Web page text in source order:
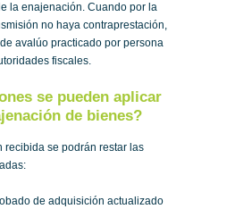
la enajenación. Cuando por la
no haya contraprestación,
avalúo practicado por persona
fiscales.
se pueden aplicar
de bienes?
recibida se podrán restar las
de adquisición actualizado